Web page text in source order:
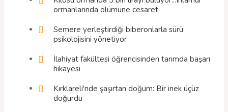
ormanlarında ölümüne cesaret
Semere yerleştirdiği biberonlarla sürü
psikolojisini yönetiyor
İlahiyat fakültesi öğrencisinden tarımda başarı
hikayesi
Kırklareli'nde şaşırtan doğum: Bir inek üçüz
doğurdu